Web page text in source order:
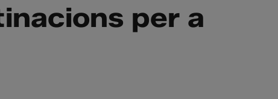
per a